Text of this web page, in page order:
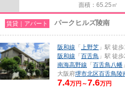
面積：65.25㎡
賃貸｜アパート パークヒルズ陵南
阪和線 「 上野芝 」駅 徒
阪和線 「 百舌鳥 」駅 徒
南海高野線 「 百舌鳥八幡
大阪府堺市北区百舌鳥陵
7.4万円～7.6万円